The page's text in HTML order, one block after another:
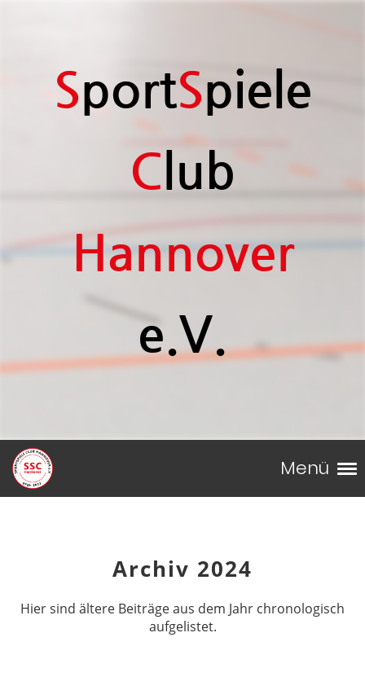
SportSpiele
Club
Hannover
e.V.
Menü
Archiv 2024
Hier sind ältere Beiträge aus dem Jahr chronologisch
aufgelistet.